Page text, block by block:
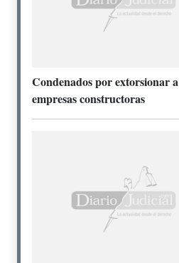
Condenados por extorsionar a
empresas constructoras